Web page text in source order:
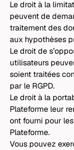
Le droit à la
peuvent de
traitement des
aux hypothèses
Le droit de
utilisateurs
soient traitées
par le RGPD.
Le droit à la
Plateforme leur
ont fourni pour
Plateforme.
Vous pouvez